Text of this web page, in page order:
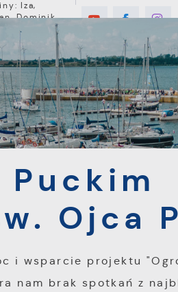
Iza,
Dominik
MIESZKANIEC
pw. św. Ojca Pio
Puckim
Ojca
i wsparcie projektu
nam brak spotkań z